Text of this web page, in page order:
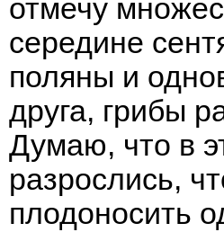
отмечу
середине
поляны и
друга, грибы
Думаю, что в
разрослись,
плодоносить